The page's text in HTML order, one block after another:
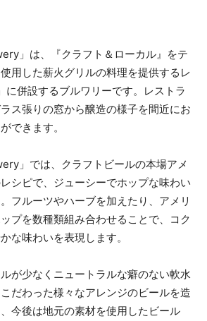
」は、『クラフト＆ローカル』をテ
用した薪火グリルの料理を提供するレ
に併設するブルワリーです。レストラ
ス張りの窓から醸造の様子を間近にお
できます。
」では、クラフトビールの本場アメ
シピで、ジューシーでホップな味わい
フルーツやハーブを加えたり、アメリ
プを数種類組み合わせることで、コク
な味わいを表現します。
が少なくニュートラルな癖のない軟水
だわった様々なアレンジのビールを造
今後は地元の素材を使用したビール